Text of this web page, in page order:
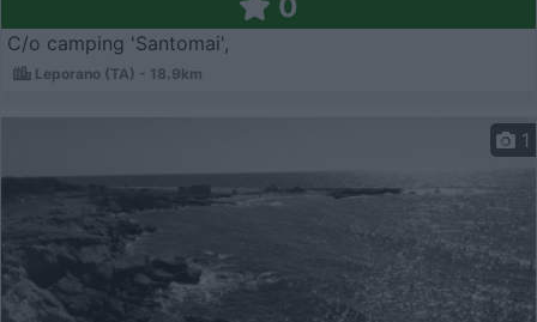
C/o camping 'Santomai',
Leporano (TA) - 18.9km
1